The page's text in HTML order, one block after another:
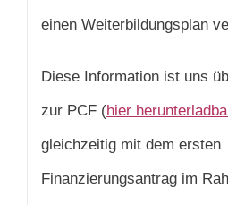
einen Weiterbildungsplan
Diese Information ist uns
zur PCF (hier
gleichzeitig mit dem ersten
Finanzierungsantrag im